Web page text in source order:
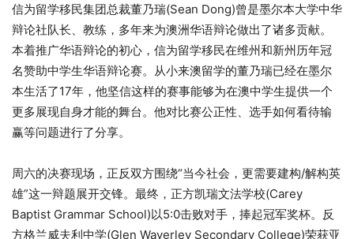
信为留学移民集团总裁董乃瑞(Sean Dong)曾是墨尔本大学中华
辩论社队长、教练，多年来为澳洲华语辩论做出了诸多贡献。
本着推广华语辩论的初心，信为留学移民在维州和新州历年冠
名赞助中学生华语辩论赛。从小来澳留学的董乃瑞已经在墨尔
本生活了17年，他坚信这样的赛事能够为在澳中学生提供一个
更多展现自身才能的舞台。他对比赛公正性、选手如何看待输
赢等问题进行了分享。
周六的决赛现场，正反双方围绕“当今社会，更需要建构/解构英
雄”这一辩题展开交锋。最终，正方凯瑞文法学校(Carey
Baptist Grammar School)以5:0击败对手，捧起冠军奖杯。反
方格兰威夫利中学(Glen Waverley Secondary College)荣获亚